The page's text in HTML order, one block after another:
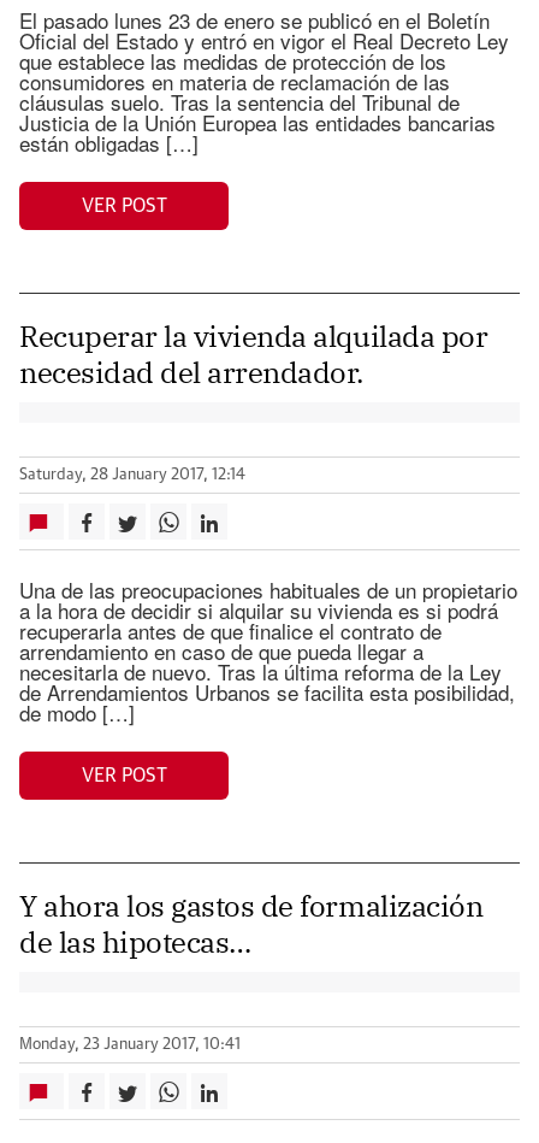
El pasado lunes 23 de enero se publicó en el Boletín
Oficial del Estado y entró en vigor el Real Decreto Ley
que establece las medidas de protección de los
consumidores en materia de reclamación de las
cláusulas suelo. Tras la sentencia del Tribunal de
Justicia de la Unión Europea las entidades bancarias
están obligadas […]
VER POST
Recuperar la vivienda alquilada por
necesidad del arrendador.
Saturday, 28 January 2017, 12:14
Una de las preocupaciones habituales de un propietario
a la hora de decidir si alquilar su vivienda es si podrá
recuperarla antes de que finalice el contrato de
arrendamiento en caso de que pueda llegar a
necesitarla de nuevo. Tras la última reforma de la Ley
de Arrendamientos Urbanos se facilita esta posibilidad,
de modo […]
VER POST
Y ahora los gastos de formalización
de las hipotecas…
Monday, 23 January 2017, 10:41